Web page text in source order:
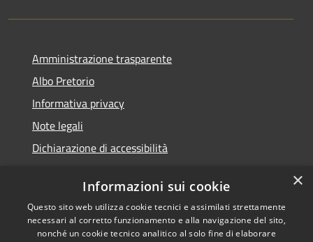
Amministrazione trasparente
Albo Pretorio
Informativa privacy
Note legali
Dichiarazione di accessibilità
RSS
Accessibilità
Copyright © 2026 • Comune di
Veduggio con Colzano •
×
Informazioni sui cookie
Questo sito web utilizza cookie tecnici e assimilati strettamente
necessari al corretto funzionamento e alla navigazione del sito,
nonché un cookie tecnico analitico al solo fine di elaborare